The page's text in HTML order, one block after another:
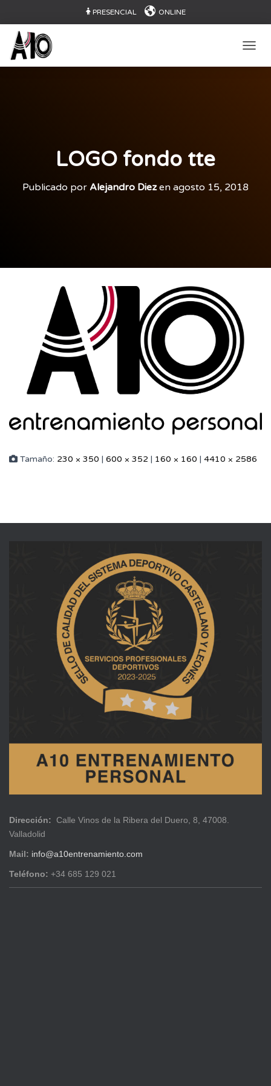
PRESENCIAL ONLINE
LOGO fondo tte
Publicado por Alejandro Diezen agosto 15, 2018
Tamaño: 230 × 350 | 600 × 352 | 160 × 160 | 4410 × 2586
Dirección: Calle Vinos de la Ribera del Duero, 8, 47008.
Valladolid
Mail: info@a10entrenamiento.com
Teléfono: +34 685 129 021